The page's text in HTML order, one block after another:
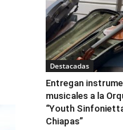
Destacadas
Entregan
musicales a la
“Youth
Chiapas”